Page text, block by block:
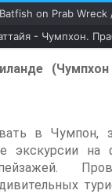
в Чумпон,
экскурсии на